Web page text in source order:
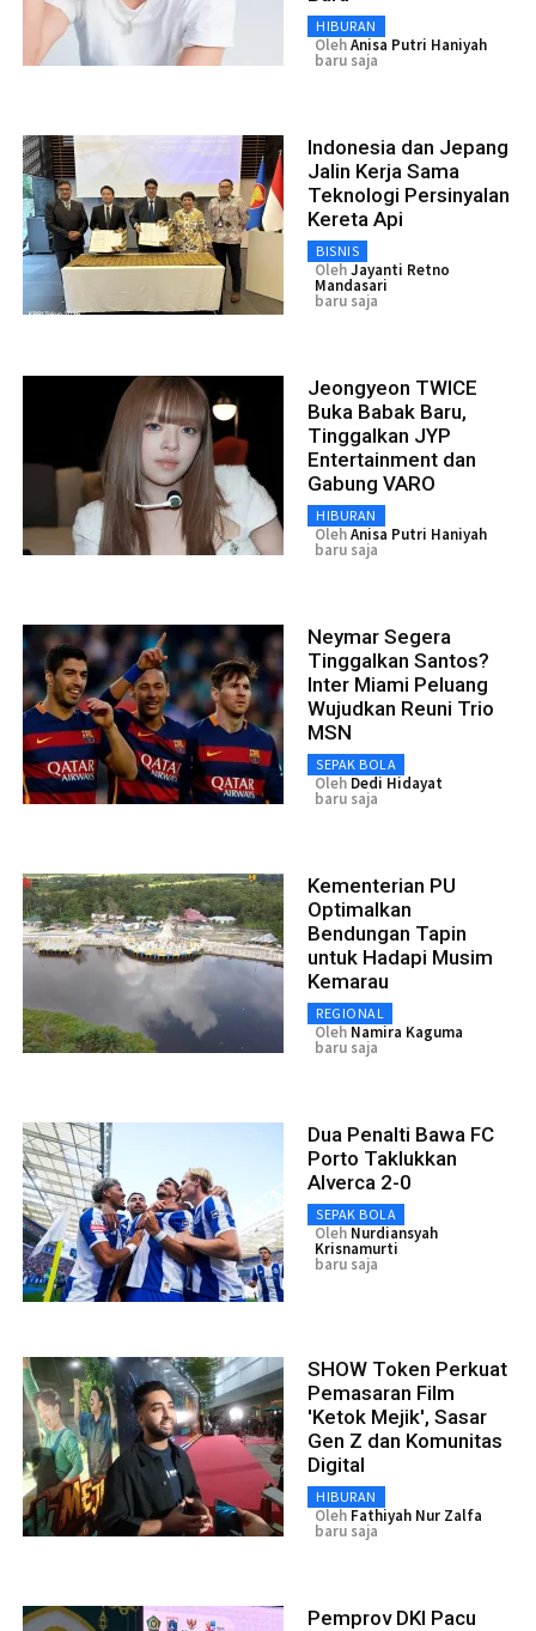
HIBURAN
OlehAnisa Putri Haniyah
baru saja
Indonesia dan Jepang
Jalin Kerja Sama
Teknologi Persinyalan
Kereta Api
BISNIS
OlehJayanti Retno
Mandasari
baru saja
Jeongyeon TWICE
Buka Babak Baru,
Tinggalkan JYP
Entertainment dan
Gabung VARO
HIBURAN
OlehAnisa Putri Haniyah
baru saja
Neymar Segera
Tinggalkan Santos?
Inter Miami Peluang
Wujudkan Reuni Trio
MSN
SEPAK BOLA
Oleh Dedi Hidayat
baru saja
Kementerian PU
Optimalkan
Bendungan Tapin
untuk Hadapi Musim
Kemarau
REGIONAL
Oleh Namira Kaguma
baru saja
Dua Penalti Bawa FC
Porto Taklukkan
Alverca 2-0
SEPAK BOLA
Oleh Nurdiansyah
Krisnamurti
baru saja
SHOW Token Perkuat
Pemasaran Film
'Ketok Mejik', Sasar
Gen Z dan Komunitas
Digital
HIBURAN
Oleh Fathiyah Nur Zalfa
baru saja
Pemprov DKI Pacu